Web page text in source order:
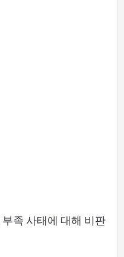
족 사태에 대해 비판